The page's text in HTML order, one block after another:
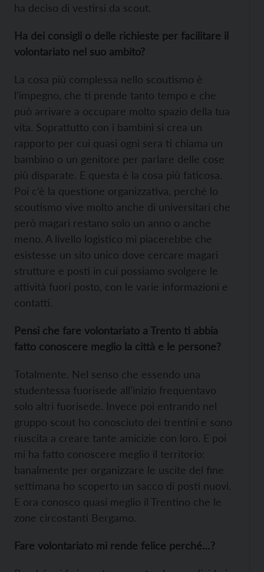
ha deciso di vestirsi da scout.
Ha dei consigli o delle richieste per facilitare il
volontariato nel suo ambito?
La cosa più complessa nello scoutismo è
l’impegno, che ti prende tanto tempo e che
può arrivare a occupare molto spazio della tua
vita. Soprattutto con i bambini si crea un
rapporto per cui quasi ogni sera ti chiama un
bambino o un genitore per parlare delle cose
più disparate. E questa è la cosa più faticosa.
Poi c’è la questione organizzativa, perché lo
scoutismo vive molto anche di universitari che
però magari restano solo un anno o anche
meno. A livello logistico mi piacerebbe che
esistesse un sito unico dove cercare magari
strutture e posti in cui possiamo svolgere le
attività fuori posto, con le varie informazioni e
contatti.
Pensi che fare volontariato a Trento ti abbia
fatto conoscere meglio la città e le persone?
Totalmente. Nel senso che essendo una
studentessa fuorisede all’inizio frequentavo
solo altri fuorisede. Invece poi entrando nel
gruppo scout ho conosciuto dei trentini e sono
riuscita a creare tante amicizie con loro. E poi
mi ha fatto conoscere meglio il territorio:
banalmente per organizzare le uscite del fine
settimana ho scoperto un sacco di posti nuovi.
E ora conosco quasi meglio il Trentino che le
zone circostanti Bergamo.
Fare volontariato mi rende felice perché…?